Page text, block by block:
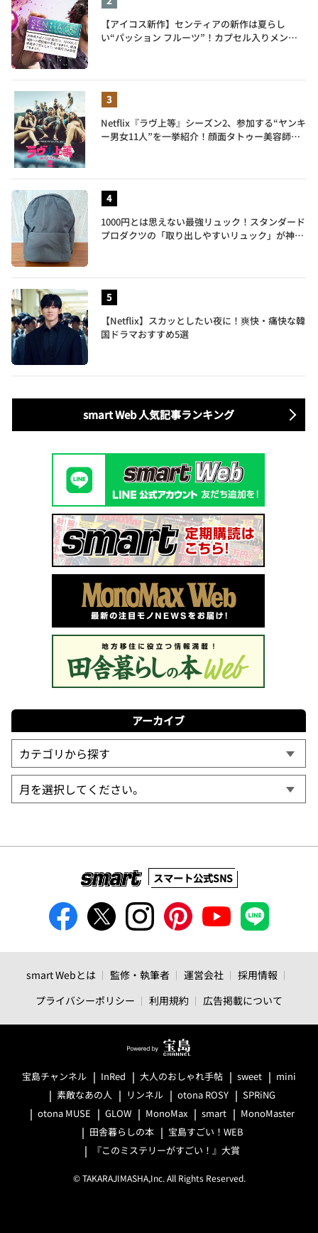
【アイコス新作】センティアの新作は夏らし
い“パッション フルーツ”！カプセル入りメンソ
Netflix『ラヴ上等』シーズン2、参加する“ヤンキ
ー男女11人”を一挙紹介！顔面タトゥー美容師、
1000円とは思えない最強リュック！スタンダード
プロダクツの「取り出しやすいリュック」が神す
【Netflix】スカッとしたい夜に！爽快・痛快な韓
国ドラマおすすめ5選
smart Web 人気記事ランキング
アーカイブ
スマート公式SNS
smart Webとは 監修・執筆者 運営会社
採用情報
プライバシーポリシー
利用規約 広告掲載について
宝島チャンネル InRed 大人のおしゃれ手帖 sweet
mini
素敵なあの人
リンネル otona ROSY
SPRiNG
otona MUSE
GLOW MonoMax smart
MonoMaster
田舎暮らしの本
宝島すごい！WEB
『このミステリーがすごい！』大賞
© TAKARAJIMASHA,Inc. All Rights Reserved.